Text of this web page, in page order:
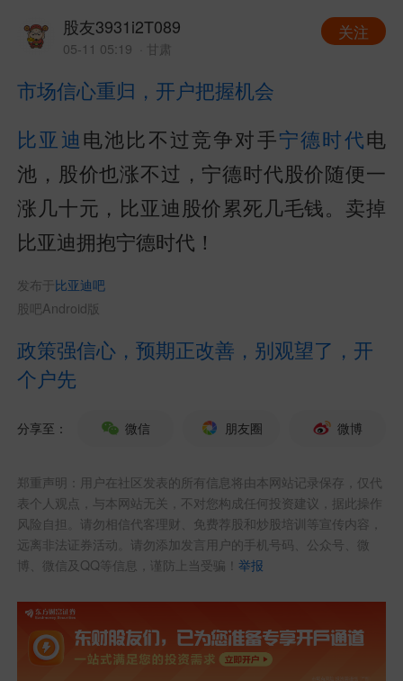
股友3931i2T089
05-11 05:19 · 甘肃
关注
市场信心重归，开户把握机会
比亚迪 电池比不过竞争对手宁德时代电
池，股价也涨不过，宁德时代股价随便一
涨几十元，比亚迪股价累死几毛钱。卖掉
比亚迪拥抱宁德时代！
发布于 比亚迪吧
股吧Android版
政策强信心，预期正改善，别观望了，开
个户先
分享至： 微信 朋友圈 微博
郑重声明：用户在社区发表的所有信息将由本网站记录保存，仅代
表个人观点，与本网站无关，不对您构成任何投资建议，据此操作
风险自担。请勿相信代客理财、免费荐股和炒股培训等宣传内容，
远离非法证券活动。请勿添加发言用户的手机号码、公众号、微
博、微信及QQ等信息，谨防上当受骗！举报